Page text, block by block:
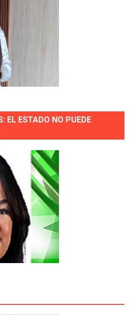
EL ESTADO NO PUEDE